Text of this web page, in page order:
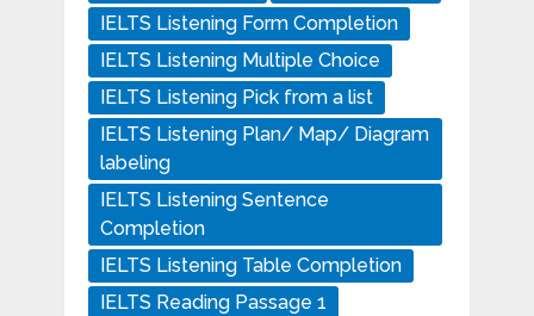
IELTS Listening Form Completion
IELTS Listening Multiple Choice
IELTS Listening Pick from a list
IELTS Listening Plan/ Map/ Diagram
labeling
IELTS Listening Sentence
Completion
IELTS Listening Table Completion
IELTS Reading Passage 1